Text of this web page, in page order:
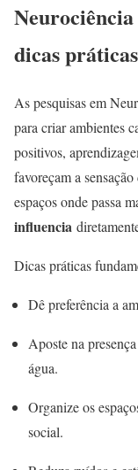
Neurociência
dicas práticas
As pesquisas em
para criar ambientes
positivos,
favoreçam a
espaços onde passa
influencia
Dicas práticas
Dê preferência a
Aposte na
água.
Organize os
social.